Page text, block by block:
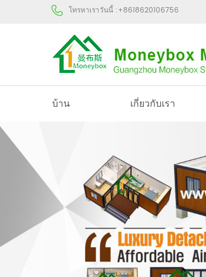
โทรหาเราวันนี้ :+8618620106756
บ้าน เกี่ยวกับเรา